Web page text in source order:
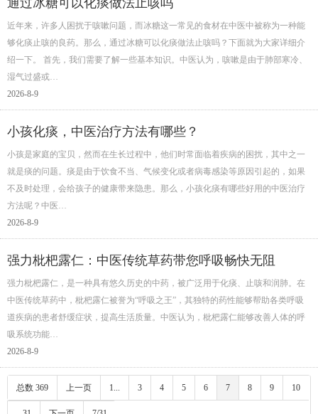
近年来，许多人困扰于咳嗽问题，而冰糖这一常见的食材在中医中被称为一种能
够化痰止咳的良药。那么，通过冰糖可以化痰做法止咳吗？下面就为大家详细介
绍一下。 首先，我们需要了解一些基本知识。中医认为，咳嗽是由于肺部寒冷、
湿气过盛或…
2026-8-9
小孩化痰，中医治疗方法有哪些？
小孩是家庭的宝贝，然而在生长过程中，他们时常面临着疾病的困扰，其中之一
就是痰的问题。痰是由于饮食不当、气候变化或者病毒感染等原因引起的，如果
不及时处理，会给孩子的健康带来隐患。那么，小孩化痰有哪些好用的中医治疗
方法呢？中医…
2026-8-9
强力枇杷露仁：中医传统草药带您呼吸畅快无阻
强力枇杷露仁，是一种具有悠久历史的中药，被广泛用于化痰、止咳和润肺。在
中医传统草药中，枇杷露仁被誉为“呼吸之王”，其独特的药性能够帮助各类呼吸
道疾病的患者舒缓症状，提高生活质量。中医认为，枇杷露仁能够改善人体的呼
吸系统功能…
2026-8-9
总数 369 上一页 1... 3 4 5 6 7 8 9 10